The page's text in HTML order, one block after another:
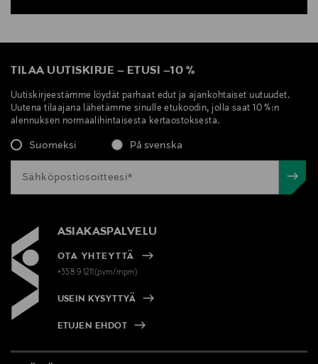
TILAA UUTISKIRJE – ETUSI –10 %
Uutiskirjeestämme löydät parhaat edut ja ajankohtaiset uutuudet.
Uutena tilaajana lähetämme sinulle etukoodin, jolla saat 10 %:n
alennuksen normaalihintaisesta kertaostoksesta.
Suomeksi På svenska
ASIAKASPALVELU
OTA YHTEYTTÄ
+358 9 1211(pvm/mpm)
USEIN KYSYTTYÄ
ETUJEN EHDOT